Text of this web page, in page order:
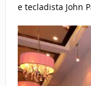
e tecladista John